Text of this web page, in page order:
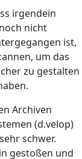
irgendein
nicht
ist,
um das
zu gestalten
Archiven
(d.velop)
schwer.
gestoßen und